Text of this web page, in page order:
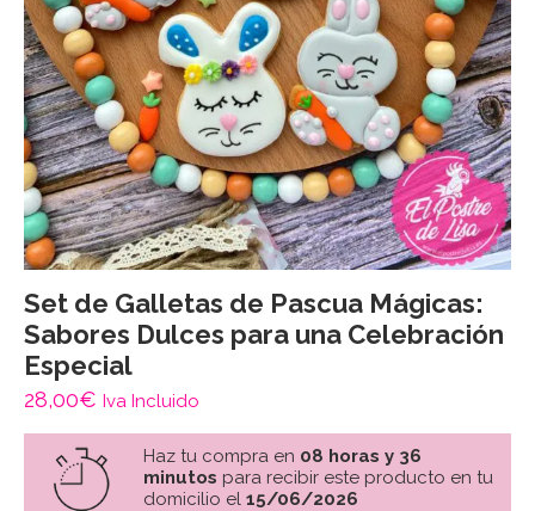
Set de Galletas de Pascua Mágicas:
Sabores Dulces para una Celebración
Especial
28,00€ Iva Incluido
Haz tu compra en 08 horas y 36
minutos para recibir este producto en tu
domicilio el 15/06/2026